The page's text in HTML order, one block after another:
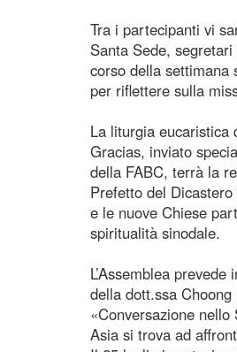
Tra i partecipanti vi
Santa Sede,
corso della settimana
per riflettere sulla
La liturgia eucaristica
Gracias, inviato
della FABC, terrà la
Prefetto del
e le nuove Chiese
spiritualità sinodale.
L’Assemblea
della dott.ssa
«Conversazione
Asia si trova ad